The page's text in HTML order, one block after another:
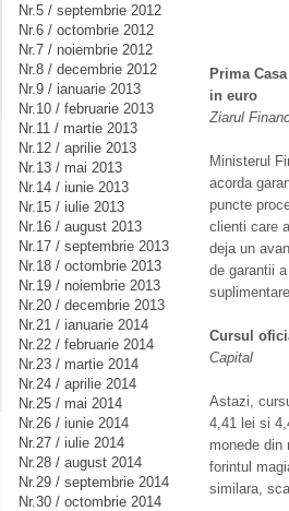
Prima
in euro
Ziarul
Ministerul
acorda
puncte
clienti care
deja un
de garantii
Cursul
Capital
Astazi,
4,41 lei si
monede din
forintul
similara,
Nr.5 / septembrie 2012
Nr.6 / octombrie 2012
Nr.7 / noiembrie 2012
Nr.8 / decembrie 2012
Nr.9 / ianuarie 2013
Nr.10 / februarie 2013
Nr.11 / martie 2013
Nr.12 / aprilie 2013
Nr.13 / mai 2013
Nr.14 / iunie 2013
Nr.15 / iulie 2013
Nr.16 / august 2013
Nr.17 / septembrie 2013
Nr.18 / octombrie 2013
Nr.19 / noiembrie 2013
Nr.20 / decembrie 2013
Nr.21 / ianuarie 2014
Nr.22 / februarie 2014
Nr.23 / martie 2014
Nr.24 / aprilie 2014
Nr.25 / mai 2014
Nr.26 / iunie 2014
Nr.27 / iulie 2014
Nr.28 / august 2014
Nr.29 / septembrie 2014
Nr.30 / octombrie 2014